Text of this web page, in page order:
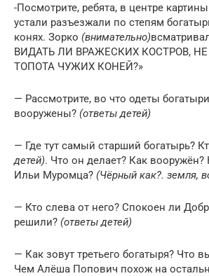
-Посмотрите, ребята, в центре
устали разъезжали по степям
конях. Зорко (внимательно)
ВИДАТЬ ЛИ ВРАЖЕСКИХ КОСТРОВ,
ТОПОТА ЧУЖИХ КОНЕЙ?»
— Рассмотрите, во что одеты
вооружены? (ответы детей)
— Где тут самый старший богатырь?
детей). Что он делает? Как вооружён?
Ильи Муромца? (Чёрный как?. земля,
— Кто слева от него? Спокоен ли
решили? (ответы детей)
— Как зовут третьего богатыря? Что
Чем Алёша Попович похож на